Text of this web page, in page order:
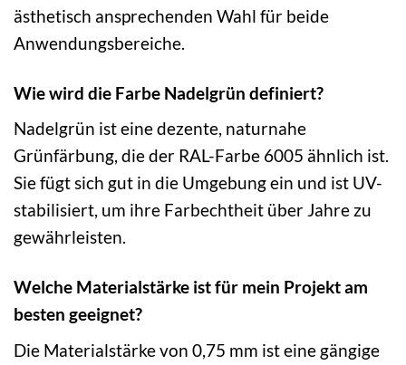
ästhetisch ansprechenden Wahl für beide
Anwendungsbereiche.
Wie wird die Farbe Nadelgrün definiert?
Nadelgrün ist eine dezente, naturnahe
Grünfärbung, die der RAL-Farbe 6005 ähnlich ist.
Sie fügt sich gut in die Umgebung ein und ist UV-
stabilisiert, um ihre Farbechtheit über Jahre zu
gewährleisten.
Welche Materialstärke ist für mein Projekt am
besten geeignet?
Die Materialstärke von 0,75 mm ist eine gängige